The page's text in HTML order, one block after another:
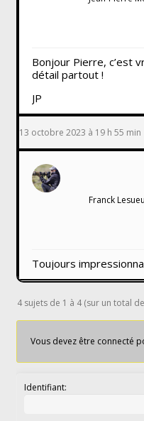
Bonjour Pierre, c’est
détail partout !
JP
13 octobre 2023 à 19 h 55 min
Franck
Toujours
4 sujets de 1 à 4 (sur un total
Vous devez être connecté
Identifiant: